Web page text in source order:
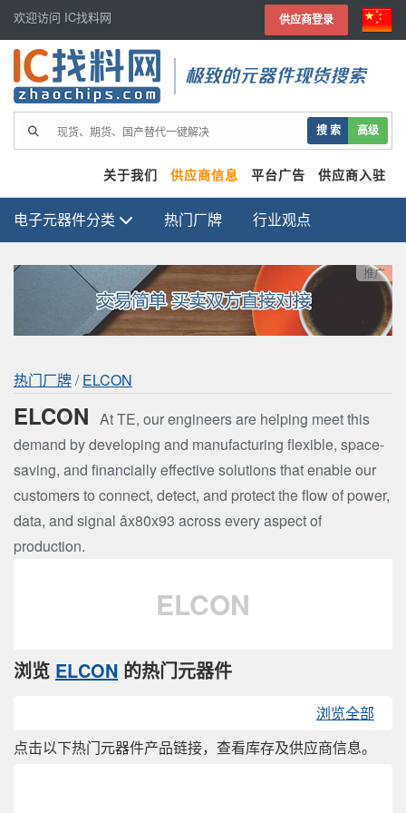
欢迎访问 IC找料网 供应商登录
极致的元器件现货搜索
搜 索 高级
关于我们 供应商信息 平台广告 供应商入驻
电子元器件分类 热门厂牌 行业观点
推广
热门厂牌/ELCON
ELCON At TE, our engineers are helping meet this
demand by developing and manufacturing flexible, space-
saving, and financially effective solutions that enable our
customers to connect, detect, and protect the flow of power,
data, and signal âx80x93 across every aspect of
production.
ELCON
浏览 ELCON 的热门元器件
浏览全部
点击以下热门元器件产品链接，查看库存及供应商信息。